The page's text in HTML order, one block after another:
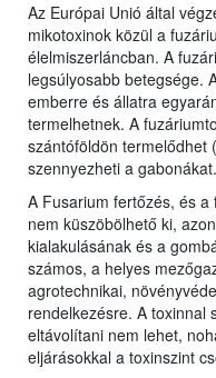
Az Európai Unió által
mikotoxinok közül a
élelmiszerláncban. A
legsúlyosabb betegsége.
emberre és állatra
termelhetnek. A
szántóföldön termelődhet
szennyezheti a gabonákat.
A Fusarium fertőzés, és
nem küszöbölhető ki,
kialakulásának és a
számos, a helyes
agrotechnikai,
rendelkezésre. A toxinnal
eltávolítani nem lehet,
eljárásokkal a toxinszint